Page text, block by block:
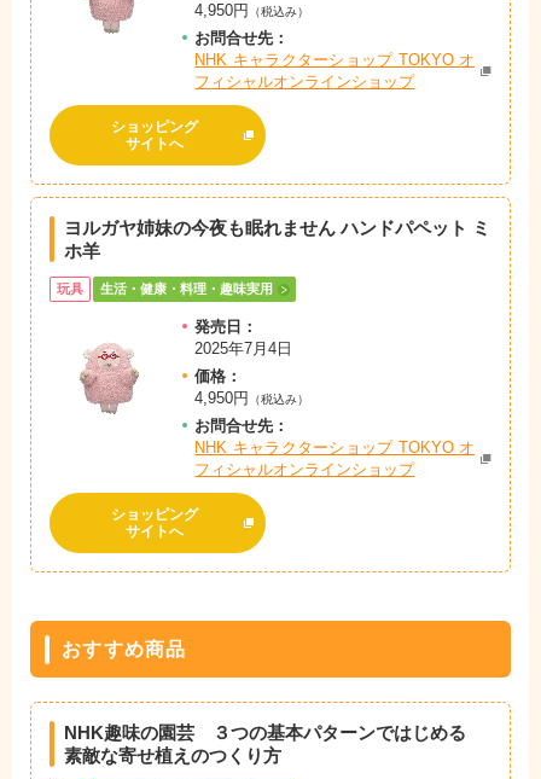
4,950円
（税込み）
お問合せ先：
NHK キャラクターショップ TOKYO オ
フィシャルオンラインショップ
ショッピング
サイトへ
ヨルガヤ姉妹の今夜も眠れません ハンドパペット ミ
ホ羊
玩具 生活・健康・料理・趣味実用
発売日：
2025年7月4日
価格：
4,950円
（税込み）
お問合せ先：
NHK キャラクターショップ TOKYO オ
フィシャルオンラインショップ
ショッピング
サイトへ
おすすめ商品
NHK趣味の園芸 ３つの基本パターンではじめる
素敵な寄せ植えのつくり方